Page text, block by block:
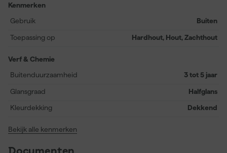
en overschilderbaar na 18 uur. Met een rendement van 16
vierkante meter per liter weet je dat je niet snel zonder verf komt
vloeiing en vochtregulerende werking van deze verf. Kies deze
professionele afwerking geeft.
Kenmerken
Gebruik
Buiten
Toepassing op Hardhout, Hout, Zachthout
Verf & Chemie
Buitenduurzaamheid
3 tot 5 jaar
Glansgraad Halfglans
Kleurdekking Dekkend
Bekijk alle kenmerken